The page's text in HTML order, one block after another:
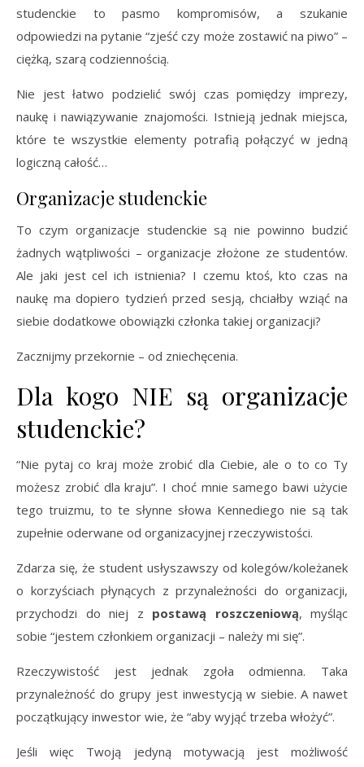
studenckie to pasmo kompromisów, a szukanie
odpowiedzi na pytanie “zjeść czy może zostawić na piwo” –
ciężką, szarą codziennością.
Nie jest łatwo podzielić swój czas pomiędzy imprezy,
naukę i nawiązywanie znajomości. Istnieją jednak miejsca,
które te wszystkie elementy potrafią połączyć w jedną
logiczną całość…
Organizacje studenckie
To czym organizacje studenckie są nie powinno budzić
żadnych wątpliwości – organizacje złożone ze studentów.
Ale jaki jest cel ich istnienia? I czemu ktoś, kto czas na
naukę ma dopiero tydzień przed sesją, chciałby wziąć na
siebie dodatkowe obowiązki członka takiej organizacji?
Zacznijmy przekornie – od zniechęcenia.
Dla kogo NIE są organizacje
studenckie?
“Nie pytaj co kraj może zrobić dla Ciebie, ale o to co Ty
możesz zrobić dla kraju”. I choć mnie samego bawi użycie
tego truizmu, to te słynne słowa Kennediego nie są tak
zupełnie oderwane od organizacyjnej rzeczywistości.
Zdarza się, że student usłyszawszy od kolegów/koleżanek
o korzyściach płynących z przynależności do organizacji,
przychodzi do niej z postawą roszczeniową, myśląc
sobie “jestem członkiem organizacji – należy mi się”.
Rzeczywistość jest jednak zgoła odmienna. Taka
przynależność do grupy jest inwestycją w siebie. A nawet
początkujący inwestor wie, że “aby wyjąć trzeba włożyć”.
Jeśli więc Twoją jedyną motywacją jest możliwość